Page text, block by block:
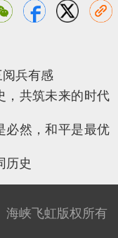
兵有感
，共筑未来的时代
必然，和平是最优
历史
海峡飞虹版权所有